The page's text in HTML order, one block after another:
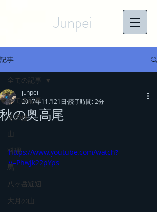
Junpei
記事
全ての記事
その他
山
料理
馬
八ヶ岳近辺
大月の山
全ての記事
秋の奥高尾
junpei
2017年11月21日 読了時間: 2分
https://www.youtube.com/watch?
v=PhwJk22pYps